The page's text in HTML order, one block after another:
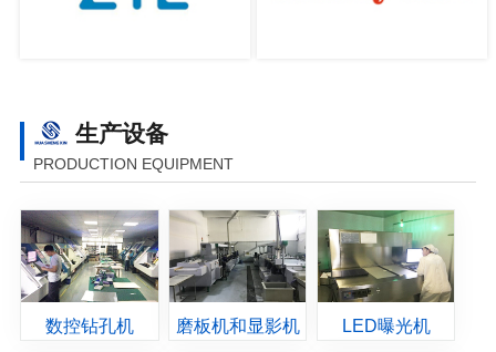
生产设备
PRODUCTION EQUIPMENT
数控钻孔机 磨板机和显影机 LED曝光机